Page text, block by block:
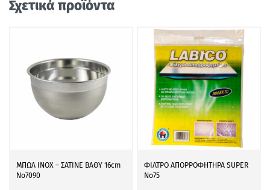
Σχετικά προϊόντα
ΜΠΩΛ ΙΝΟΧ – ΣΑΤΙΝΕ ΒΑΘΥ 16cm
Νο7090
ΦΙΛΤΡΟ ΑΠΟΡΡΟΦΗΤΗΡΑ SUPER
Νο75